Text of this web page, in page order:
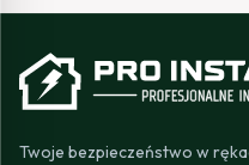
Twoje bezpieczeństwo w